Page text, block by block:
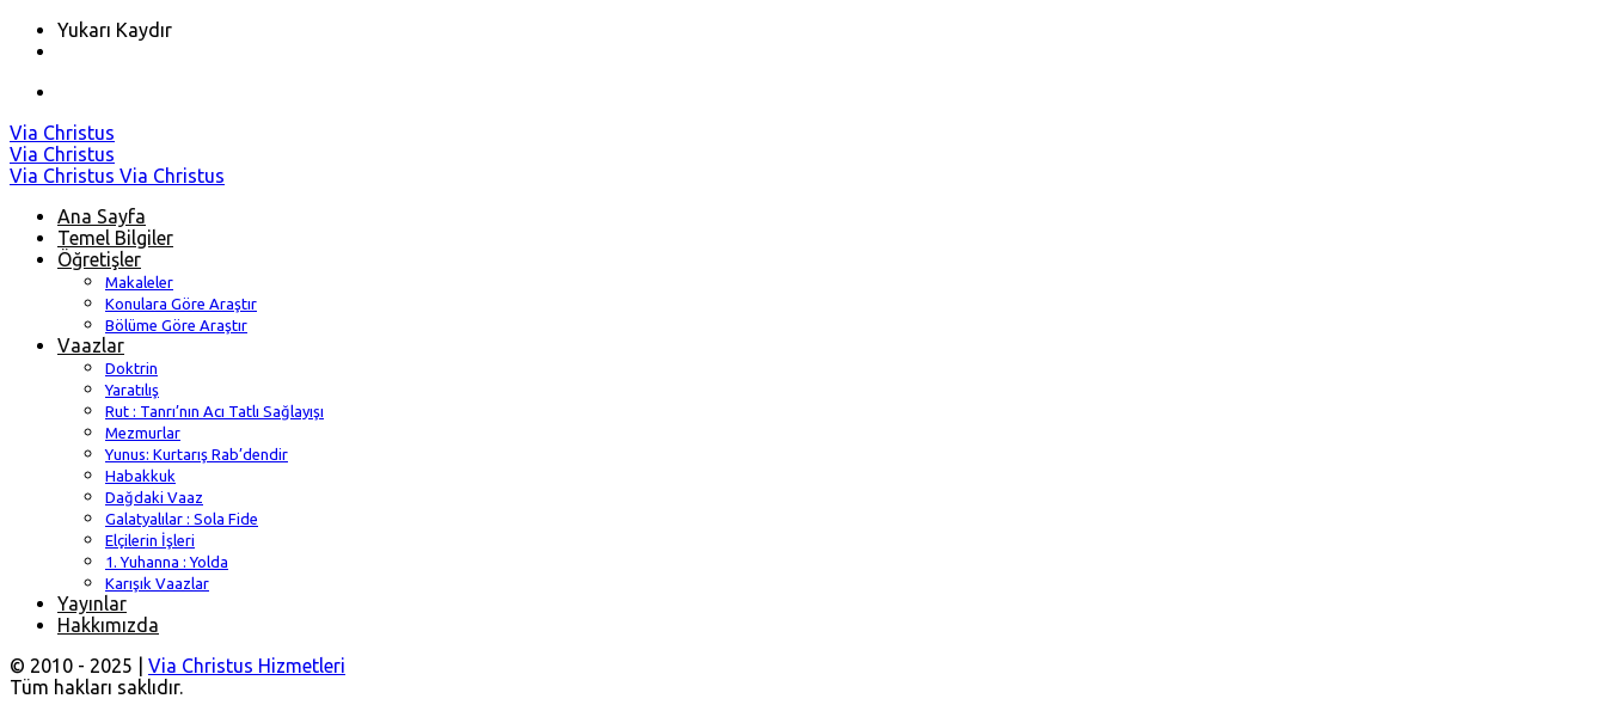
Yukarı Kaydır
Skip
to
content
Via Christus
Via Christus
Via Christus Via Christus
Ana Sayfa
Temel Bilgiler
Öğretişler
Makaleler
Konulara Göre Araştır
Bölüme Göre Araştır
Vaazlar
Doktrin
Yaratılış
Rut : Tanrı’nın Acı Tatlı Sağlayışı
Mezmurlar
Yunus: Kurtarış Rab’dendir
Habakkuk
Dağdaki Vaaz
Galatyalılar : Sola Fide
Elçilerin İşleri
1. Yuhanna : Yolda
Karışık Vaazlar
Yayınlar
Hakkımızda
© 2010 - 2025 | Via Christus Hizmetleri
Tüm hakları saklıdır.